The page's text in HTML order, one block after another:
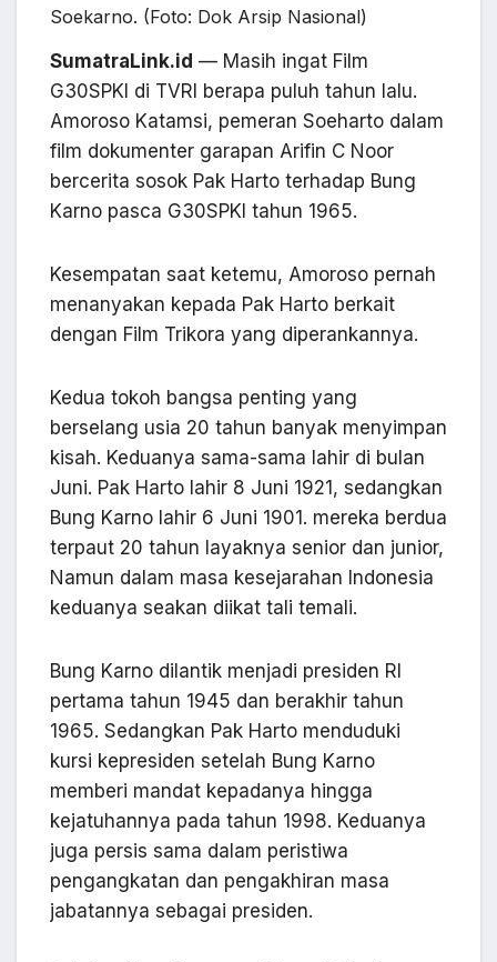
Soekarno. (Foto: Dok Arsip Nasional)
SumatraLink.id — Masih ingat Film
G30SPKI di TVRI berapa puluh tahun lalu.
Amoroso Katamsi, pemeran Soeharto dalam
film dokumenter garapan Arifin C Noor
bercerita sosok Pak Harto terhadap Bung
Karno pasca G30SPKI tahun 1965.
Kesempatan saat ketemu, Amoroso pernah
menanyakan kepada Pak Harto berkait
dengan Film Trikora yang diperankannya.
Kedua tokoh bangsa penting yang
berselang usia 20 tahun banyak menyimpan
kisah. Keduanya sama-sama lahir di bulan
Juni. Pak Harto lahir 8 Juni 1921, sedangkan
Bung Karno lahir 6 Juni 1901. mereka berdua
terpaut 20 tahun layaknya senior dan junior,
Namun dalam masa kesejarahan Indonesia
keduanya seakan diikat tali temali.
Bung Karno dilantik menjadi presiden RI
pertama tahun 1945 dan berakhir tahun
1965. Sedangkan Pak Harto menduduki
kursi kepresiden setelah Bung Karno
memberi mandat kepadanya hingga
kejatuhannya pada tahun 1998. Keduanya
juga persis sama dalam peristiwa
pengangkatan dan pengakhiran masa
jabatannya sebagai presiden.